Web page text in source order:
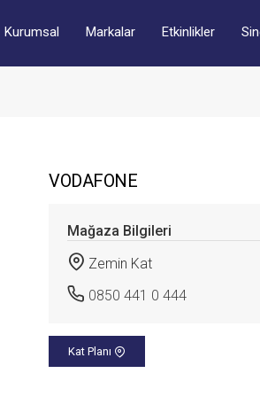
Kurumsal Markalar Etkinlikler
VODAFONE
Mağaza Bilgileri
Zemin Kat
0850 441 0 444
Kat Planı